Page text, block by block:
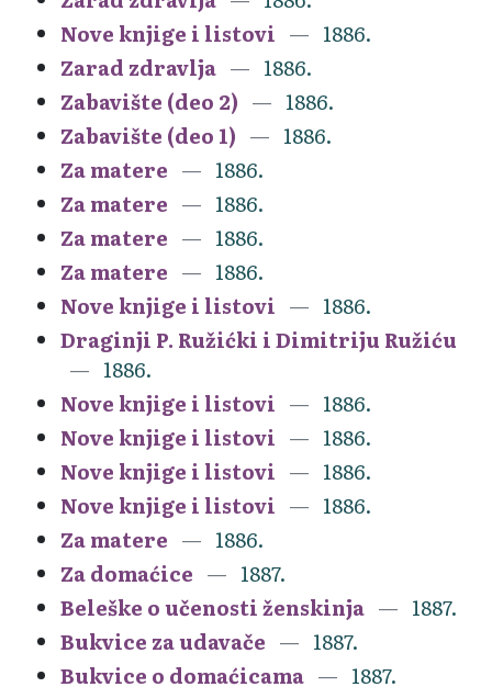
Nove knjige i listovi
1886.
Zarad zdravlja
1886.
Zabavište (deo 2)
1886.
Zabavište (deo 1)
1886.
Za matere
1886.
Za matere
1886.
Za matere
1886.
Za matere
1886.
Nove knjige i listovi
1886.
Draginji P. Ružićki i Dimitriju Ružiću
1886.
Nove knjige i listovi
1886.
Nove knjige i listovi
1886.
Nove knjige i listovi
1886.
Nove knjige i listovi
1886.
Za matere
1886.
Za domaćice
1887.
Beleške o učenosti ženskinja
1887.
Bukvice za udavače
1887.
Bukvice o domaćicama
1887.